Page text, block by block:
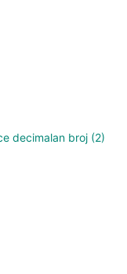
decimalan broj (2)